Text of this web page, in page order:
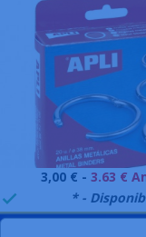
Preu
3,00 € - 3.63 €
 * -